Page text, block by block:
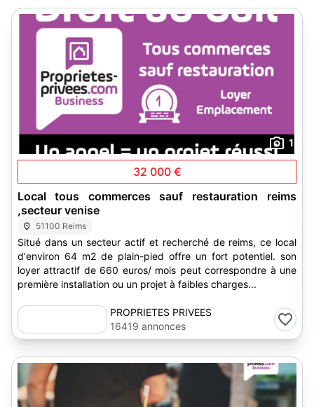
1
32 000 €
Local tous commerces sauf restauration reims
,secteur venise
51100 Reims
Situé dans un secteur actif et recherché de reims, ce local
d'environ 64 m2 de plain-pied offre un fort potentiel. son
loyer attractif de 660 euros/ mois peut correspondre à une
première installation ou un projet à faibles charges...
PROPRIETES PRIVEES
16419 annonces